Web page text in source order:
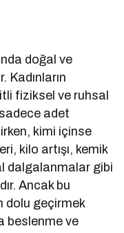
doğal ve
Kadınların
fiziksel ve ruhsal
adet
kimi içinse
kilo artışı, kemik
dalgalanmalar gibi
Ancak bu
dolu geçirmek
beslenme ve